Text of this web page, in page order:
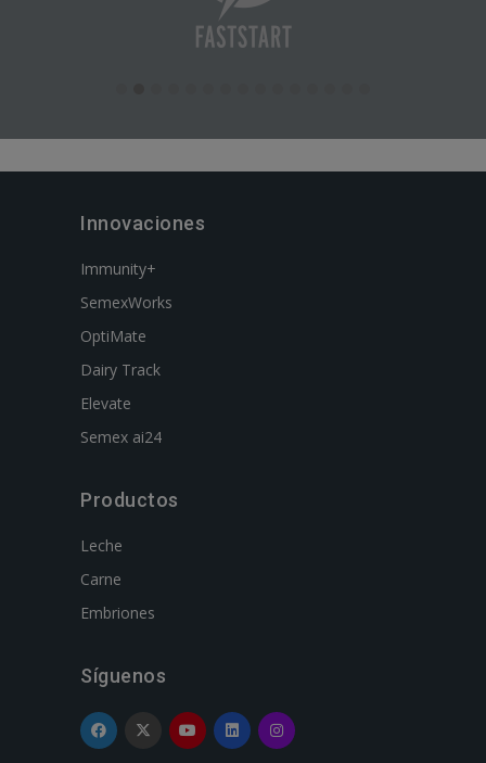
Innovaciones
Immunity+
SemexWorks
OptiMate
Dairy Track
Elevate
Semex ai24
Productos
Leche
Carne
Embriones
Síguenos